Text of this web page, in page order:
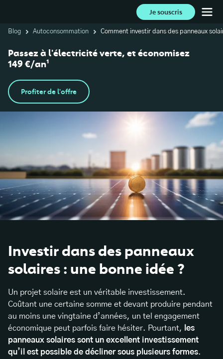
Je souscris
Blog Autoconsommation Comment investir dans des panneaux
Passez à l'électricité verte, et économisez
149 €/an¹
Profiter de l'offre
Investir dans des panneaux
solaires : une bonne idée ?
Un projet solaire est un véritable investissement.
Coûtant une certaine somme et devant produire pendant
au moins une vingtaine d’années, un tel engagement
économique peut parfois faire hésiter. Pourtant,
les
panneaux solaires sont un excellent investissement
qu’il est possible de décliner sous plusieurs formes.